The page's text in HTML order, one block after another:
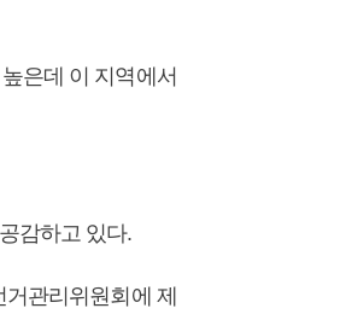
은데 이 지역에서
감하고 있다.
관리위원회에 제